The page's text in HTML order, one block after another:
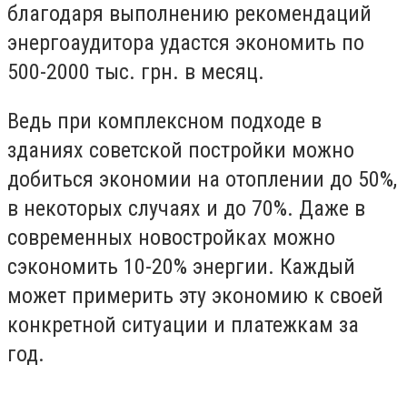
благодаря выполнению рекомендаций
энергоаудитора удастся экономить по
500-2000 тыс. грн. в месяц.
Ведь при комплексном подходе в
зданиях советской постройки можно
добиться экономии на отоплении до 50%,
в некоторых случаях и до 70%. Даже в
современных новостройках можно
сэкономить 10-20% энергии. Каждый
может примерить эту экономию к своей
конкретной ситуации и платежкам за
год.